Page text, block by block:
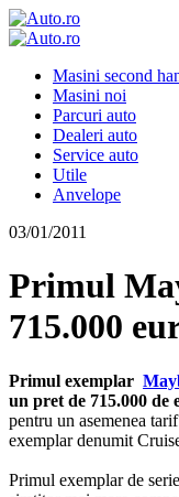
Masini second
Masini noi
Parcuri auto
Dealeri auto
Service auto
Utile
Anvelope
03/01/2011
Primul
715.000
Primul exemplar
un pret de 715.000 de
pentru un asemenea
exemplar denumit
Primul exemplar de